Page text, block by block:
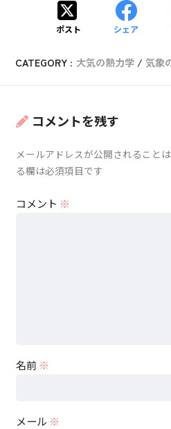
ポスト シェア
CATEGORY : 大気の熱力学 気象
コメントを残す
メールアドレスが公開されることは
る欄は必須項目です
コメント ※
名前 ※
メール ※